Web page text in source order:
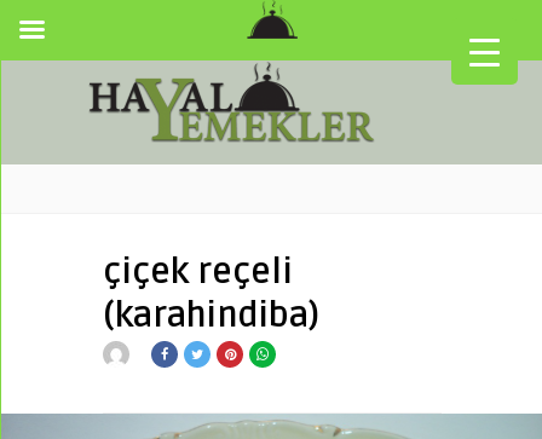
çiçek reçeli
(karahindiba)